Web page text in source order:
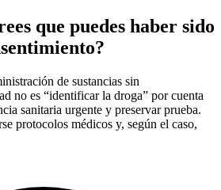
que puedes haber sido
de sustancias sin
no es “identificar la droga” por cuenta
sanitaria urgente y preservar prueba.
protocolos médicos y, según el caso,